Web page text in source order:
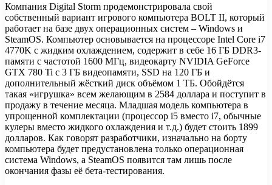
Компания Digital Storm продемонстрировала свой
собственный вариант игрового компьютера BOLT II, который
работает на базе двух операционных систем – Windows и
SteamOS. Компьютер основывается на процессоре Intel Core i7
4770K с жидким охлаждением, содержит в себе 16 ГБ DDR3-
памяти с частотой 1600 МГц, видеокарту NVIDIA GeForce
GTX 780 Ti с 3 ГБ видеопамяти, SSD на 120 ГБ и
дополнительный жёсткий диск объёмом 1 ТБ. Обойдётся
такая «игрушка» всем желающим в 2584 доллара и поступит в
продажу в течение месяца. Младшая модель компьютера в
упрощенной комплектации (процессор i5 вместо i7, обычные
кулеры вместо жидкого охлаждения и т.д.) будет стоить 1899
долларов. Как говорят разработчики, изначально на борту
компьютера будет предустановлена только операционная
система Windows, а SteamOS появится там лишь после
окончания фазы её бета-тестирования.